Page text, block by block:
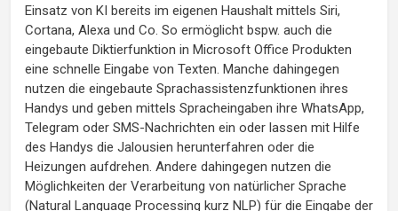
Einsatz von KI bereits im eigenen Haushalt mittels Siri,
Cortana, Alexa und Co. So ermöglicht bspw. auch die
eingebaute Diktierfunktion in Microsoft Office Produkten
eine schnelle Eingabe von Texten. Manche dahingegen
nutzen die eingebaute Sprachassistenzfunktionen ihres
Handys und geben mittels Spracheingaben ihre WhatsApp,
Telegram oder SMS-Nachrichten ein oder lassen mit Hilfe
des Handys die Jalousien herunterfahren oder die
Heizungen aufdrehen. Andere dahingegen nutzen die
Möglichkeiten der Verarbeitung von natürlicher Sprache
(Natural Language Processing kurz NLP) für die Eingabe der